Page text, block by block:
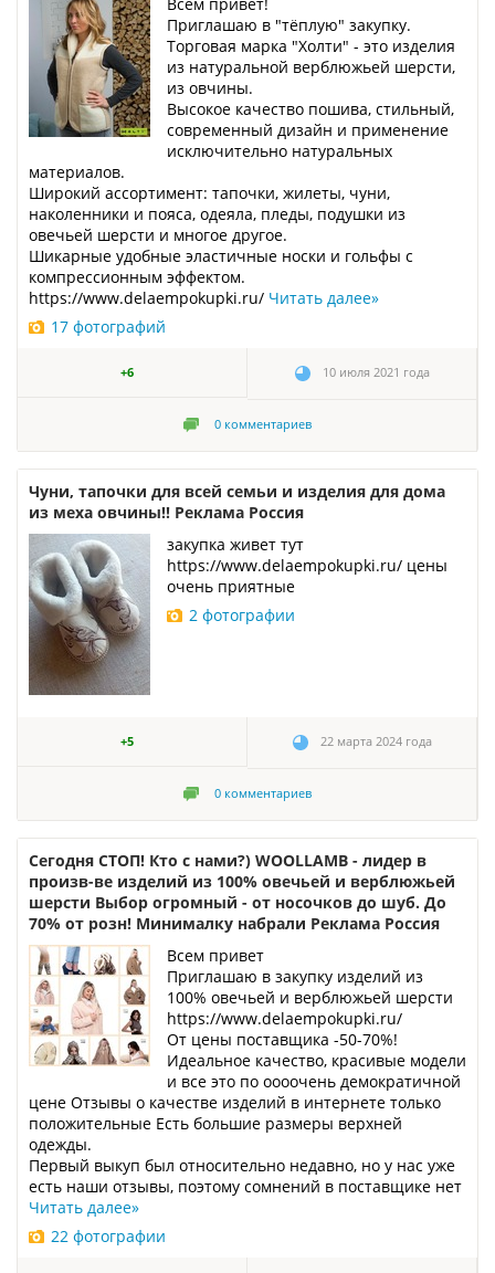
Приглашаю в "тёплую" закупку.
Торговая марка "Холти" - это изделия
из натуральной верблюжьей шерсти,
из овчины.
Высокое качество пошива, стильный,
современный дизайн и применение
исключительно натуральных
материалов.
Широкий ассортимент: тапочки, жилеты, чуни,
наколенники и пояса, одеяла, пледы, подушки из
овечьей шерсти и многое другое.
Шикарные удобные эластичные носки и гольфы с
компрессионным эффектом.
https://www.delaempokupki.ru/ Читать далее»
17 фотографий
+6 10 июля 2021 года
0 комментариев
Чуни, тапочки для всей семьи и изделия для дома
из меха овчины!! Реклама Россия
закупка живет тут
https://www.delaempokupki.ru/ цены
очень приятные
2 фотографии
+5 22 марта 2024 года
0 комментариев
Сегодня СТОП! Кто с нами?) WOOLLAMB - лидер в
произв-ве изделий из 100% овечьей и верблюжьей
шерсти Выбор огромный - от носочков до шуб. До
70% от розн! Минималку набрали Реклама Россия
Всем привет
Приглашаю в закупку изделий из
100% овечьей и верблюжьей шерсти
https://www.delaempokupki.ru/
От цены поставщика -50-70%!
Идеальное качество, красивые модели
и все это по оооочень демократичной
цене Отзывы о качестве изделий в интернете только
положительные Есть большие размеры верхней
одежды.
Первый выкуп был относительно недавно, но у нас уже
есть наши отзывы, поэтому сомнений в поставщике нет
Читать далее»
22 фотографии